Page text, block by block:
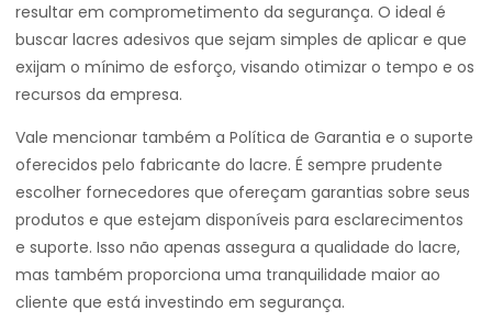
resultar em comprometimento da segurança. O ideal é
buscar lacres adesivos que sejam simples de aplicar e que
exijam o mínimo de esforço, visando otimizar o tempo e os
recursos da empresa.
Vale mencionar também a Política de Garantia e o suporte
oferecidos pelo fabricante do lacre. É sempre prudente
escolher fornecedores que ofereçam garantias sobre seus
produtos e que estejam disponíveis para esclarecimentos
e suporte. Isso não apenas assegura a qualidade do lacre,
mas também proporciona uma tranquilidade maior ao
cliente que está investindo em segurança.